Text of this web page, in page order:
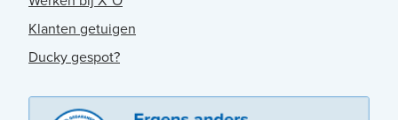
Klanten getuigen
Ducky gespot?